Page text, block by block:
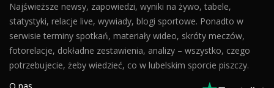
Najświeższe newsy, zapowiedzi, wyniki na żywo, tabele,
statystyki, relacje live, wywiady, blogi sportowe. Ponadto w
serwisie terminy spotkań, materiały wideo, skróty meczów,
fotorelacje, dokładne zestawienia, analizy – wszystko, czego
potrzebujecie, żeby wiedzieć, co w lubelskim sporcie piszczy.